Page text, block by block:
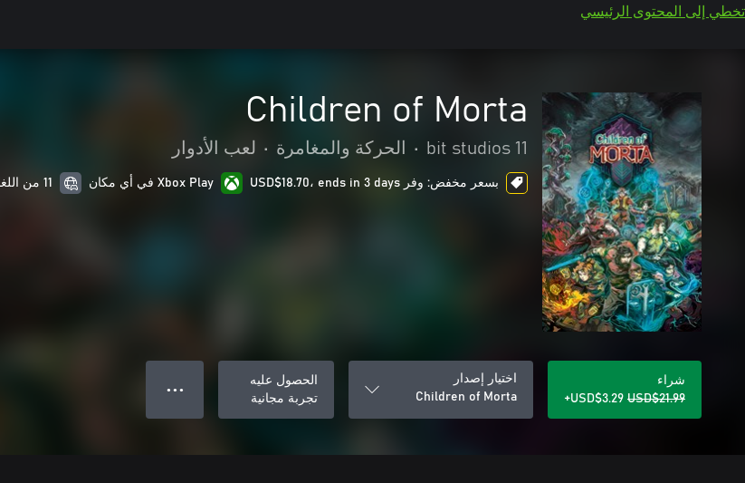
تخطي إلى المحتوى الرئيسي
Children of Morta
11 bit studios
• الحركة والمغامرة • لعب الأدوار
بسعر مخفض: وفر USD$18.70، ends in 3 days Xbox Play في أي مكان 11 من اللغات المدعمة
شراء
USD$21.99
USD$3.29+
اختيار إصدار
Children of Morta
الحصول عليه
تجربة مجانية
● ● ●